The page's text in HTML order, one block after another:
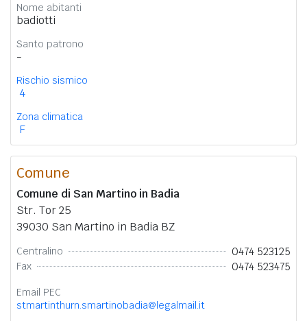
Nome abitanti
badiotti
Santo patrono
-
Rischio sismico
4
Zona climatica
F
Comune
Comune di San Martino in Badia
Str. Tor 25
39030 San Martino in Badia BZ
Centralino 0474 523125
Fax 0474 523475
Email PEC
stmartinthurn.smartinobadia@legalmail.it